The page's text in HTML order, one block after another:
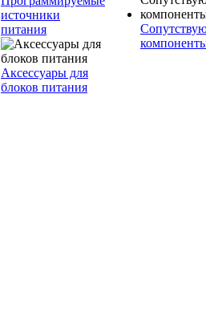
источники
питания
Аксессуары для
блоков питания